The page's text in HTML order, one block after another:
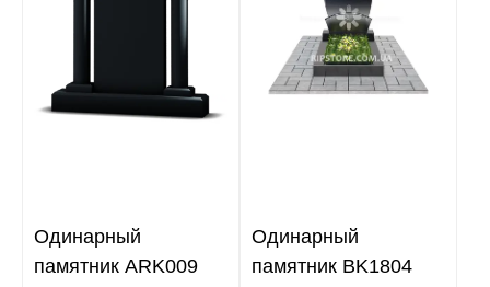
Одинарный
памятник ARK009
Одинарный
памятник BK1804